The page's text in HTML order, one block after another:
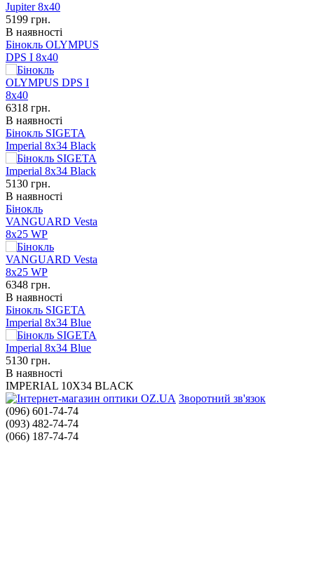
5199 грн.
В наявності
Бінокль OLYMPUS
DPS I 8x40
6318 грн.
В наявності
Бінокль SIGETA
Imperial 8x34 Black
5130 грн.
В наявності
Бінокль
VANGUARD Vesta
8x25 WP
6348 грн.
В наявності
Бінокль SIGETA
Imperial 8x34 Blue
5130 грн.
В наявності
IMPERIAL 10X34 BLACK
Зворотний зв'язок
(096) 601-74-74
(093) 482-74-74
(066) 187-74-74